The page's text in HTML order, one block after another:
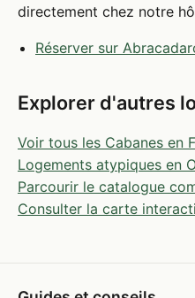
directement chez notre
Réserver sur
Explorer d'autres
Voir tous les Cabanes en
Logements atypiques en
Parcourir le catalogue
Consulter la carte